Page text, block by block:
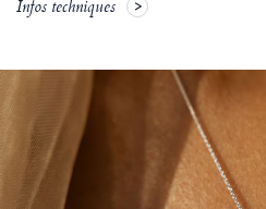
Infos techniques